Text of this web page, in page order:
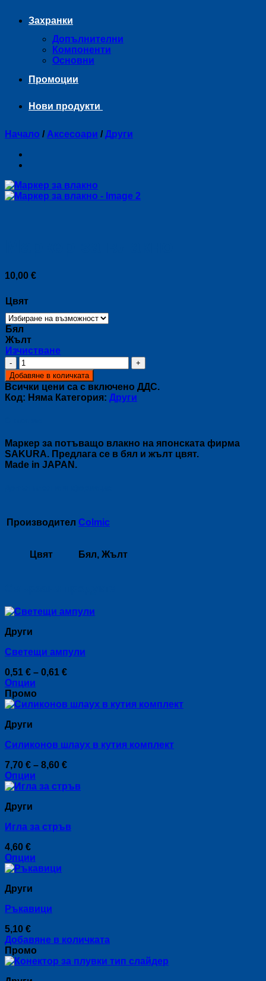
Захранки
Допълнителни
Компоненти
Основни
Промоции
Нови продукти
Начало / Аксесоари / Други
10,00 €
Цвят
Бял
Жълт
Изчистване
количество
за
Маркер
за
влакно
Добавяне в количката
Всички цени са с включено ДДС.
Код: Няма Категория: Други
Маркер за потъващо влакно на японската фирма
SAKURA. Предлага се в бял и жълт цвят.
Made in JAPAN.
Производител Colmic
Цвят Бял, Жълт
Други
Светещи ампули
0,51 € – 0,61 €Price
through
Опции
This
product
multiple
The
may
be
chosen
the
product
page
Промо
Други
Силиконов шлаух в кутия комплект
7,70 € – 8,60 €Price
7,70 €
Опции
This
has
variants.
options
may
be
on
the
product
page
Други
Игла за стръв
4,60 €
Опции
This
has
variants.
options
may
be
chosen
Други
Ръкавици
5,10 €
Добавяне в количката
Промо